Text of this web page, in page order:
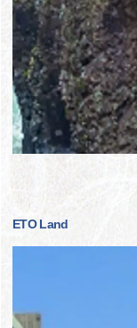
ETO Land